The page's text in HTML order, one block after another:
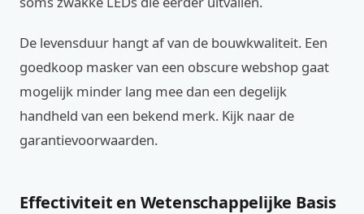
De levensduur hangt af van de bouwkwaliteit. Een
goedkoop masker van een obscure webshop gaat
mogelijk minder lang mee dan een degelijk
handheld van een bekend merk. Kijk naar de
garantievoorwaarden.
Effectiviteit en Wetenschappelijke Basis